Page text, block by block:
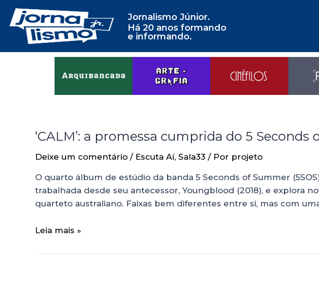
Jornalismo Júnior.
Há 20 anos formando
e informando.
‘CALM’: a promessa cumprida do 5 Seconds
Deixe um comentário / Escuta Aí, Sala33 / Por projeto
O quarto álbum de estúdio da banda 5 Seconds of Summer
trabalhada desde seu antecessor, Youngblood (2018), e explora
quarteto australiano. Faixas bem diferentes entre si, mas com
Leia mais »